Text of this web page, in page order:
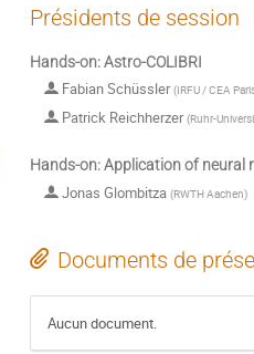
Présidents de session
Hands-on: Astro-COLIBRI
Fabian Schüssler(IRFU / CEA
Patrick Reichherzer(Ruhr-
Hands-on: Application of neural
Jonas Glombitza (RWTH Aachen)
Documents de
Aucun document.